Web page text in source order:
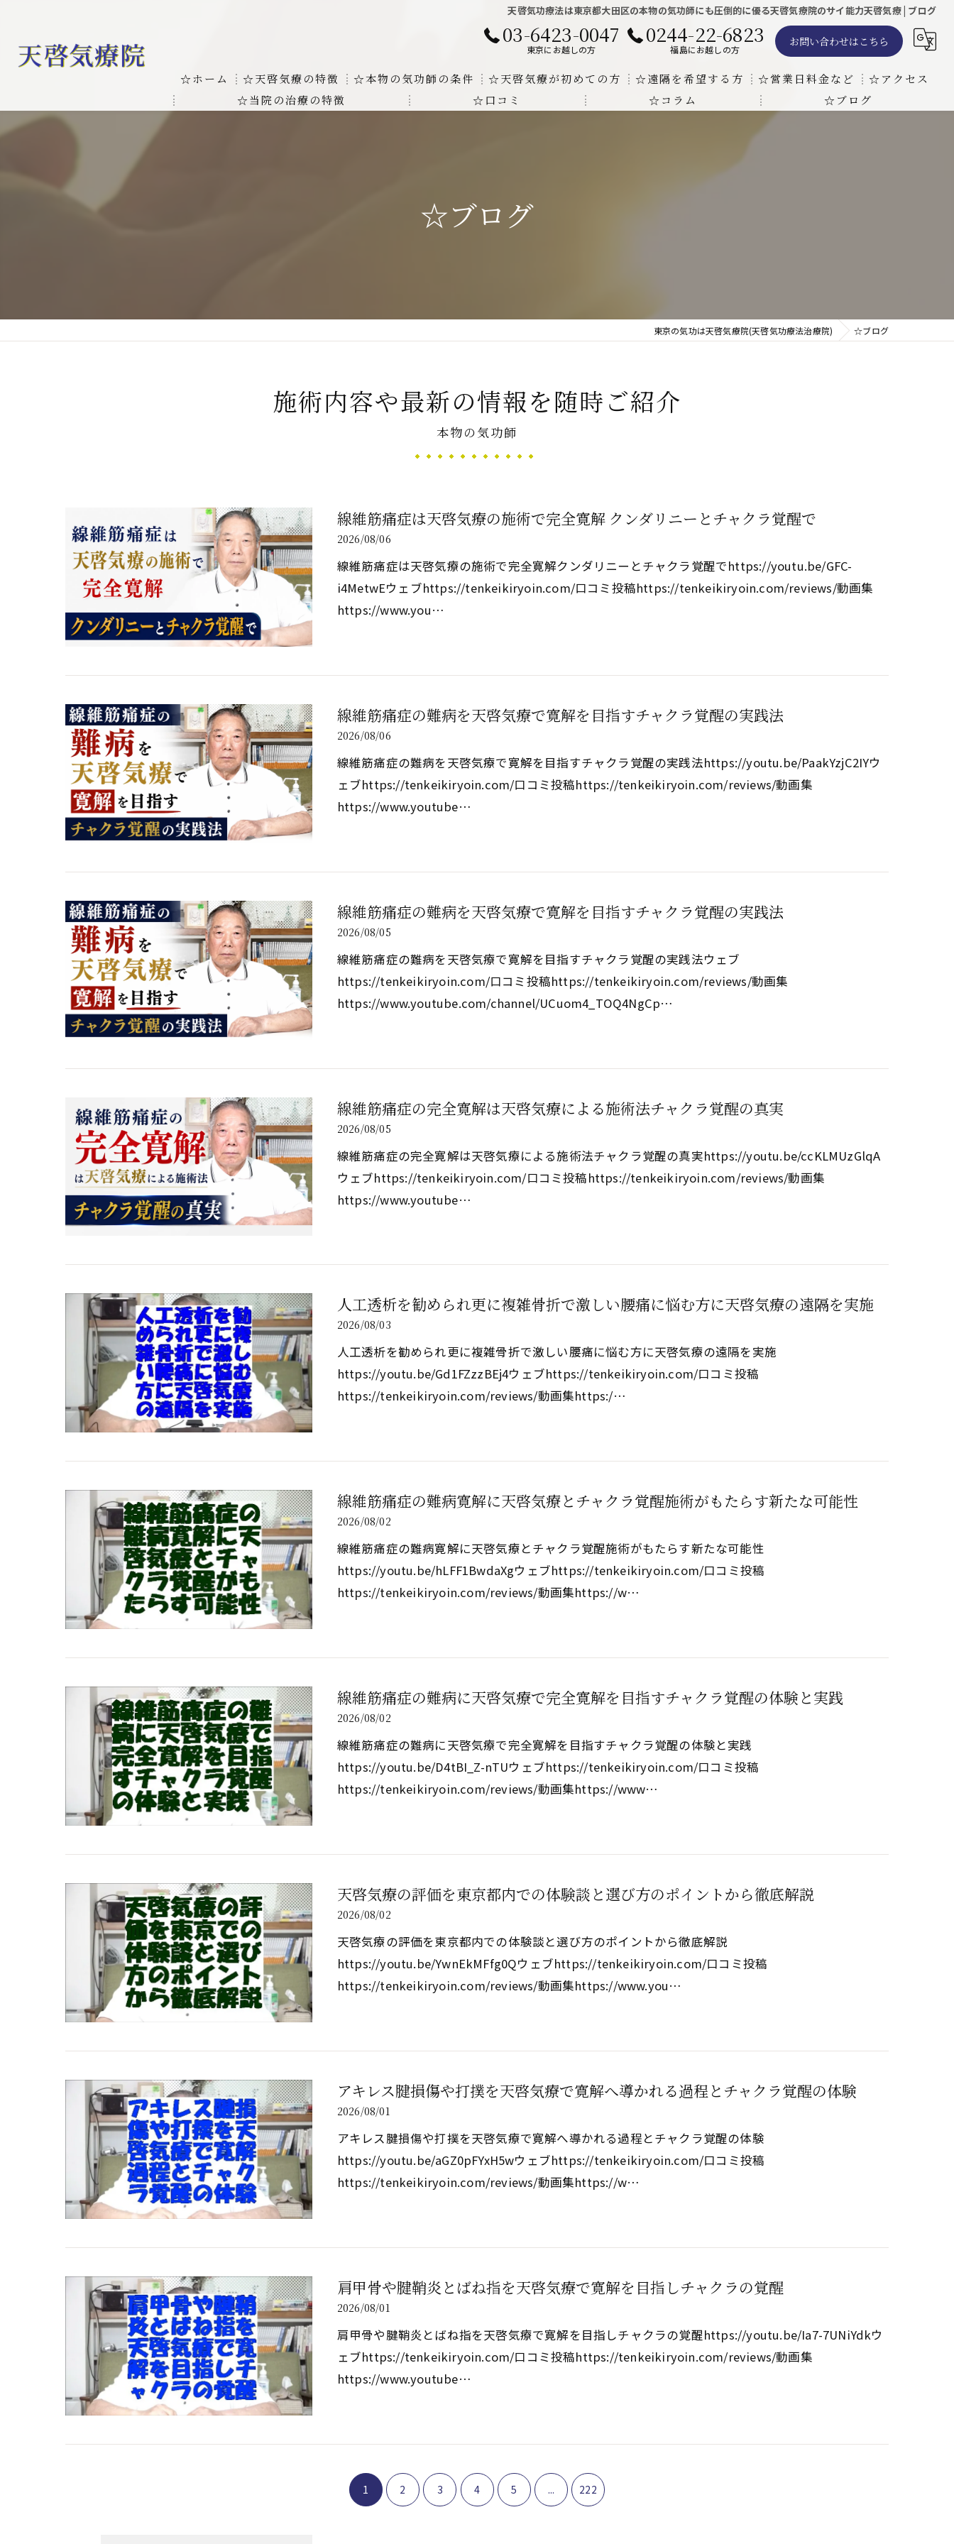
天啓気功療法は東京都大田区の本物の気功師にも圧倒的に優る天啓気療院のサイ能力天啓気療 | ブログ
03-6423-0047
東京にお越しの方
0244-22-6823
福島にお越しの方
お問い合わせはこちら
☆ホーム ☆天啓気療の特徴 ☆本物の気功師の条件 ☆天啓気療が初めての方 ☆遠隔を希望する方
遠隔気功ヒーリングで難病の克服の方法と効果
☆営業日料金など
東京での瞑想気功教室の開催について
☆アクセス
☆当院の治療の特徴
心臓の疾患
☆口コミ ☆コラム ☆ブログ
☆ブログ
東京の気功は天啓気療院(天啓気功療法治療院) ☆ブログ
施術内容や最新の情報を随時ご紹介
本物の気功師
線維筋痛症は天啓気療の施術で完全寛解 クンダリニーとチャクラ覚醒で
2026/08/06
線維筋痛症は天啓気療の施術で完全寛解クンダリニーとチャクラ覚醒でhttps://youtu.be/GFC-
i4MetwEウェブhttps://tenkeikiryoin.com/口コミ投稿https://tenkeikiryoin.com/reviews/動画集
https://www.you…
線維筋痛症の難病を天啓気療で寛解を目指すチャクラ覚醒の実践法
2026/08/06
線維筋痛症の難病を天啓気療で寛解を目指すチャクラ覚醒の実践法https://youtu.be/PaakYzjC2IYウ
ェブhttps://tenkeikiryoin.com/口コミ投稿https://tenkeikiryoin.com/reviews/動画集
https://www.youtube…
線維筋痛症の難病を天啓気療で寛解を目指すチャクラ覚醒の実践法
2026/08/05
線維筋痛症の難病を天啓気療で寛解を目指すチャクラ覚醒の実践法ウェブ
https://tenkeikiryoin.com/口コミ投稿https://tenkeikiryoin.com/reviews/動画集
https://www.youtube.com/channel/UCuom4_TOQ4NgCp…
線維筋痛症の完全寛解は天啓気療による施術法チャクラ覚醒の真実
2026/08/05
線維筋痛症の完全寛解は天啓気療による施術法チャクラ覚醒の真実https://youtu.be/ccKLMUzGlqA
ウェブhttps://tenkeikiryoin.com/口コミ投稿https://tenkeikiryoin.com/reviews/動画集
https://www.youtube…
人工透析を勧められ更に複雑骨折で激しい腰痛に悩む方に天啓気療の遠隔を実施
2026/08/03
人工透析を勧められ更に複雑骨折で激しい腰痛に悩む方に天啓気療の遠隔を実施
https://youtu.be/Gd1FZzzBEj4ウェブhttps://tenkeikiryoin.com/口コミ投稿
https://tenkeikiryoin.com/reviews/動画集https:/…
線維筋痛症の難病寛解に天啓気療とチャクラ覚醒施術がもたらす新たな可能性
2026/08/02
線維筋痛症の難病寛解に天啓気療とチャクラ覚醒施術がもたらす新たな可能性
https://youtu.be/hLFF1BwdaXgウェブhttps://tenkeikiryoin.com/口コミ投稿
https://tenkeikiryoin.com/reviews/動画集https://w…
線維筋痛症の難病に天啓気療で完全寛解を目指すチャクラ覚醒の体験と実践
2026/08/02
線維筋痛症の難病に天啓気療で完全寛解を目指すチャクラ覚醒の体験と実践
https://youtu.be/D4tBI_Z-nTUウェブhttps://tenkeikiryoin.com/口コミ投稿
https://tenkeikiryoin.com/reviews/動画集https://www…
天啓気療の評価を東京都内での体験談と選び方のポイントから徹底解説
2026/08/02
天啓気療の評価を東京都内での体験談と選び方のポイントから徹底解説
https://youtu.be/YwnEkMFfg0Qウェブhttps://tenkeikiryoin.com/口コミ投稿
https://tenkeikiryoin.com/reviews/動画集https://www.you…
アキレス腱損傷や打撲を天啓気療で寛解へ導かれる過程とチャクラ覚醒の体験
2026/08/01
アキレス腱損傷や打撲を天啓気療で寛解へ導かれる過程とチャクラ覚醒の体験
https://youtu.be/aGZ0pFYxH5wウェブhttps://tenkeikiryoin.com/口コミ投稿
https://tenkeikiryoin.com/reviews/動画集https://w…
肩甲骨や腱鞘炎とばね指を天啓気療で寛解を目指しチャクラの覚醒
2026/08/01
肩甲骨や腱鞘炎とばね指を天啓気療で寛解を目指しチャクラの覚醒https://youtu.be/Ia7-7UNiYdkウ
ェブhttps://tenkeikiryoin.com/口コミ投稿https://tenkeikiryoin.com/reviews/動画集
https://www.youtube…
1 2 3 4 5 ... 222